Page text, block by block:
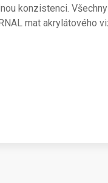
konzistenci.
mat akrylátového